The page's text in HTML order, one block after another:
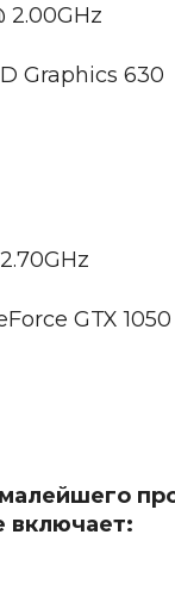
2.00GHz
Graphics 630
GTX 1050
включает: